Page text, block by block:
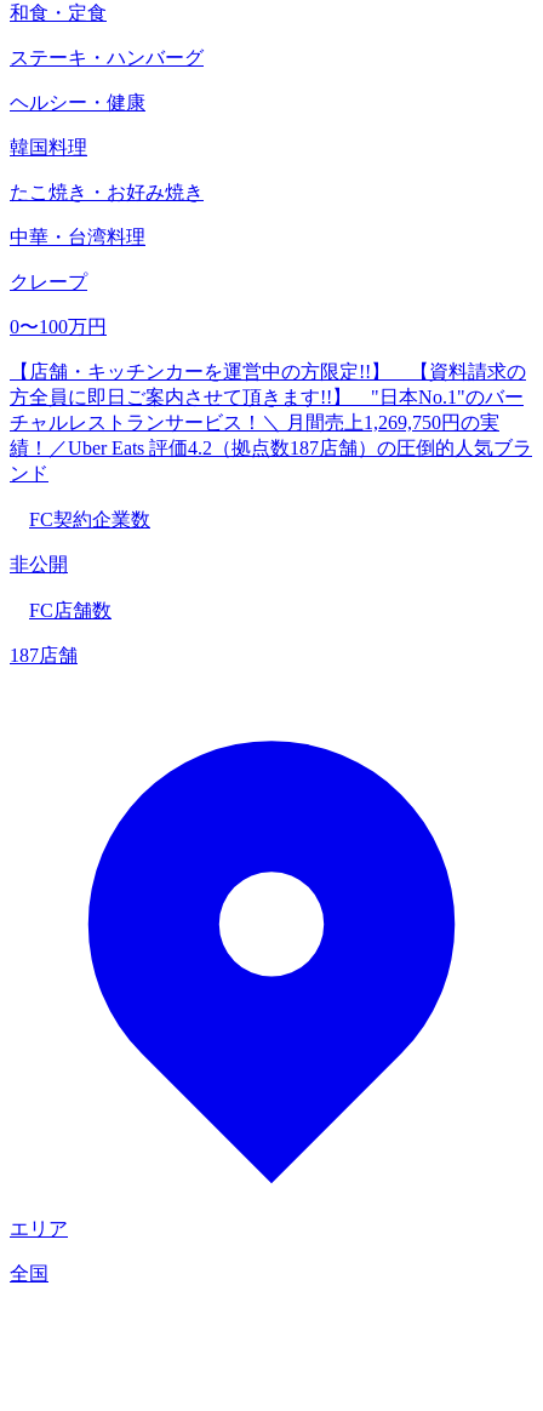
和食・定食
ステーキ・ハンバーグ
ヘルシー・健康
韓国料理
たこ焼き・お好み焼き
中華・台湾料理
クレープ
0〜100万円
【店舗・キッチンカーを運営中の方限定!!】 【資料請求の
方全員に即日ご案内させて頂きます!!】 "日本No.1"のバー
チャルレストランサービス！＼ 月間売上1,269,750円の実
績！／Uber Eats 評価4.2（拠点数187店舗）の圧倒的人気ブラ
ンド
FC契約企業数
非公開
FC店舗数
187店舗
エリア
全国